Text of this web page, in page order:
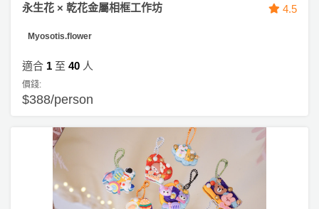
永生花 × 乾花金屬相框工作坊 4.5
Myosotis.flower
適合 1 至 40 人
價錢:
$388/person